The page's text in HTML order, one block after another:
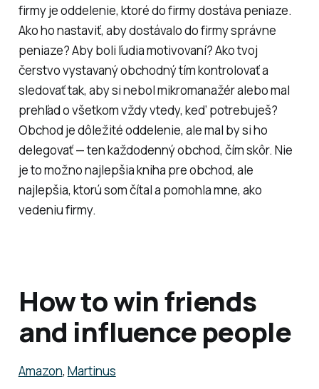
firmy je oddelenie, ktoré do firmy dostáva peniaze.
Ako ho nastaviť, aby dostávalo do firmy správne
peniaze? Aby boli ľudia motivovaní? Ako tvoj
čerstvo vystavaný obchodný tím kontrolovať a
sledovať tak, aby si nebol mikromanažér alebo mal
prehľad o všetkom vždy vtedy, keď potrebuješ?
Obchod je dôležité oddelenie, ale mal by si ho
delegovať — ten každodenný obchod, čím skôr. Nie
je to možno najlepšia kniha pre obchod, ale
najlepšia, ktorú som čítal a pomohla mne, ako
vedeniu firmy.
How to win friends
and influence people
Amazon, Martinus